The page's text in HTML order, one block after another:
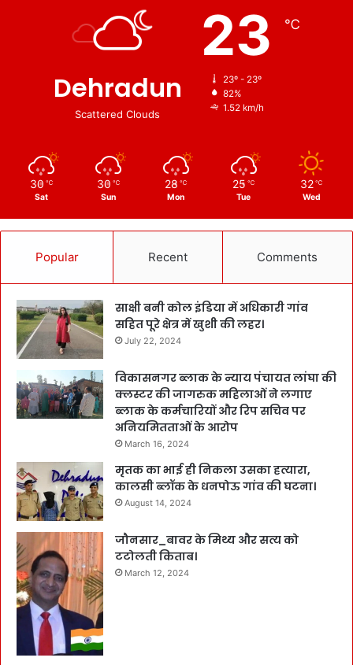
Dehradun
Scattered Clouds
23 ℃
23º - 23º
82%
1.52 km/h
30 ℃
Sat
30 ℃
Sun
28 ℃
Mon
25 ℃
Tue
32 ℃
Wed
Popular Recent Comments
साक्षी बनी कोल इंडिया में अधिकारी गांव
सहित पूरे क्षेत्र में खुशी की लहर।
July 22, 2024
विकासनगर ब्लाक के न्याय पंचायत लांघा की
क्लस्टर की जागरुक महिलाओं ने लगाए
ब्लाक के कर्मचारियों और रिप सचिव पर
अनियमितताओं के आरोप
March 16, 2024
मृतक का भाई ही निकला उसका हत्यारा,
कालसी ब्लॉक के धनपोऊ गांव की घटना।
August 14, 2024
जौनसार_बावर के मिथ्य और सत्य को
टटोलती किताब।
March 12, 2024